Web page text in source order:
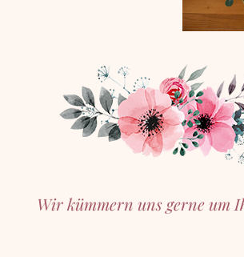
Wir kümmern uns gerne um